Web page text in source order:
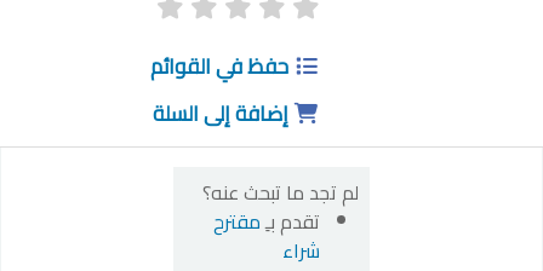
حفظ في القوائم
إضافة إلى السلة
لم تجد ما تبحث عنه؟
تقدم بـِمقترح
شراء